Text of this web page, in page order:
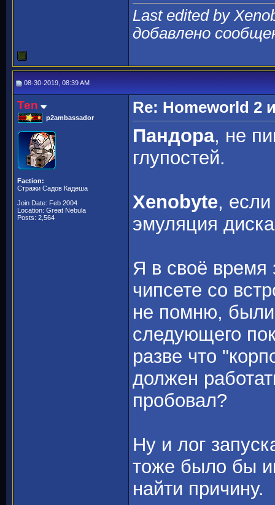
Last edited by
добавлено
08-30-2019, 08:39 AM
Ten
p2ambassador
Faction:
Стражи Садов Кадеша
Join Date: Feb 2004
Location: Great Nebula
Posts: 2,564
Re: Homeworld 2
Пандора, не
глупостей.
Xenobyte,
эмуляция
Я в своё время
чипсете со
не помню,
следующего
разве что
должен
пробовал?
Ну и лог
тоже было бы
найти причину.